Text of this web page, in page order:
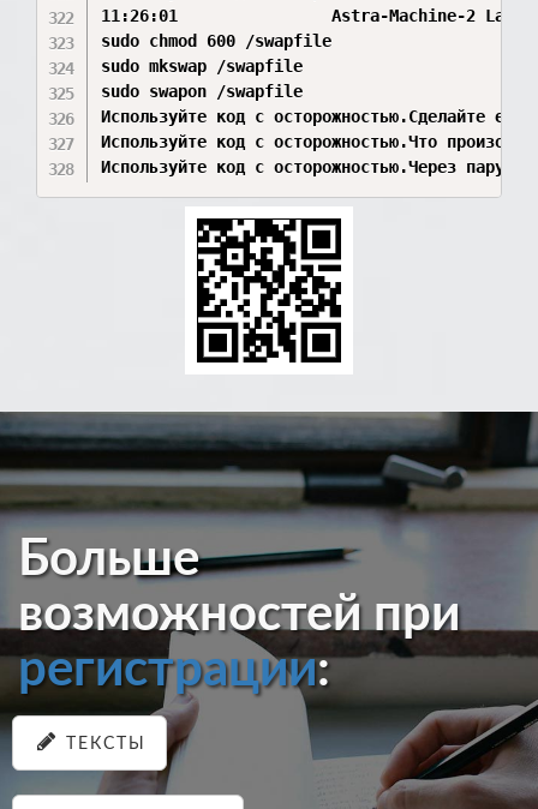
Больше
возможностей при
регистрации:
ТЕКСТЫ